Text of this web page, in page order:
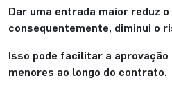
Dar uma entrada maior reduz
consequentemente, diminui o
Isso pode facilitar a
menores ao longo do contrato.